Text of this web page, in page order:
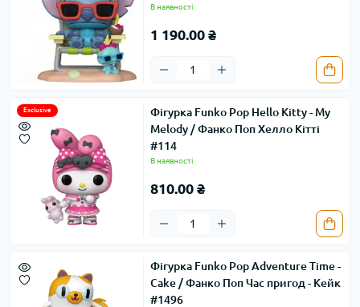
В наявності
1 190.00 ₴
Exclusive
Фігурка Funko Pop Hello Kitty - My
Melody / Фанко Поп Хелло Кітті
#114
В наявності
810.00 ₴
Фігурка Funko Pop Adventure Time -
Cake / Фанко Поп Час пригод - Кейк
#1496